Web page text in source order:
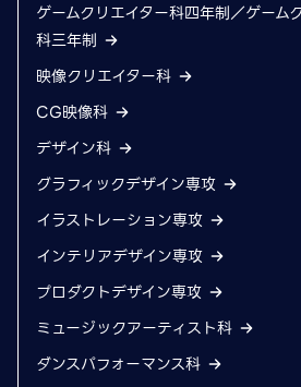
ゲームクリエイター科四年制／ゲーム
科三年制
映像クリエイター科
CG映像科
デザイン科
グラフィックデザイン専攻
イラストレーション専攻
インテリアデザイン専攻
プロダクトデザイン専攻
ミュージックアーティスト科
ダンスパフォーマンス科